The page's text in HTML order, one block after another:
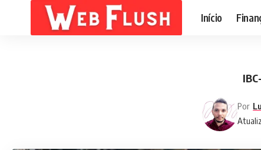
Início
Por